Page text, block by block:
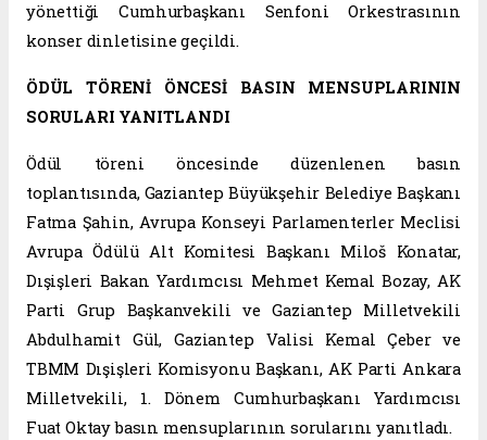
yönettiği Cumhurbaşkanı Senfoni Orkestrasının
konser dinletisine geçildi.
ÖDÜL TÖRENİ ÖNCESİ BASIN MENSUPLARININ
SORULARI YANITLANDI
Ödül töreni öncesinde düzenlenen basın
toplantısında, Gaziantep Büyükşehir Belediye Başkanı
Fatma Şahin, Avrupa Konseyi Parlamenterler Meclisi
Avrupa Ödülü Alt Komitesi Başkanı Miloš Konatar,
Dışişleri Bakan Yardımcısı Mehmet Kemal Bozay, AK
Parti Grup Başkanvekili ve Gaziantep Milletvekili
Abdulhamit Gül, Gaziantep Valisi Kemal Çeber ve
TBMM Dışişleri Komisyonu Başkanı, AK Parti Ankara
Milletvekili, 1. Dönem Cumhurbaşkanı Yardımcısı
Fuat Oktay basın mensuplarının sorularını yanıtladı.